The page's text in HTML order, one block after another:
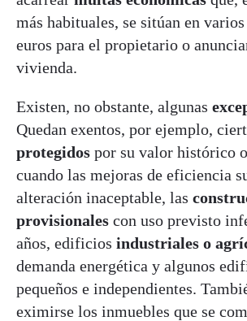
más habituales, se sitúan en
euros para el propietario o
vivienda.
Existen, no obstante, algunas
Quedan exentos, por ejemplo,
protegidos por su valor histórico
cuando las mejoras de eficiencia
alteración inaceptable, las
provisionales con uso previsto
años, edificios industriales o
demanda energética y algunos
pequeños e independientes.
eximirse los inmuebles que se